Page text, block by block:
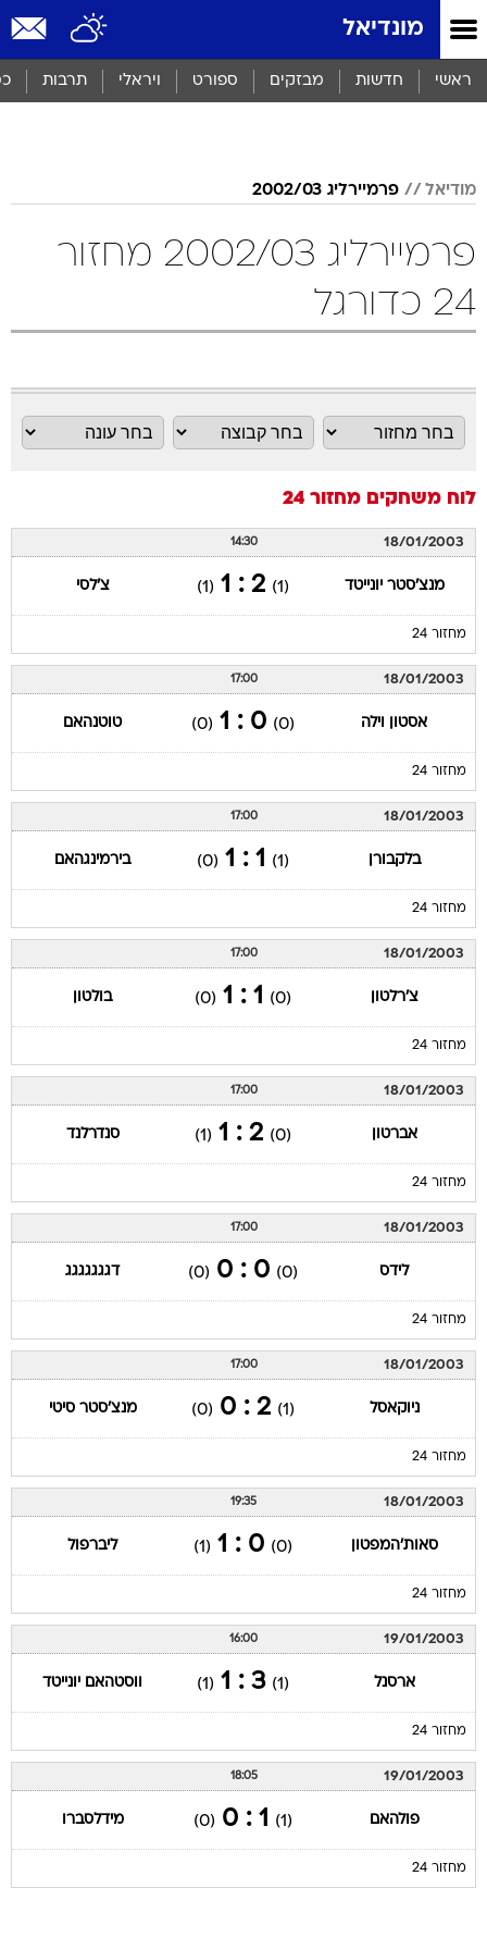
מונדיאל
ראשי חדשות מבזקים ספורט ויראלי תרבות
מודיאל פרמיירליג 2002/03
פרמיירליג 2002/03 מחזור
24 כדורגל
לוח משחקים מחזור 24
18/01/2003
14:30
מנצ'סטר יונייטד (1)
2 : 1
(1) צ'לסי
מחזור 24
18/01/2003
17:00
אסטון וילה (0)
0 : 1
(0) טוטנהאם
מחזור 24
18/01/2003
17:00
בלקבורן (1)
1 : 1
(0) בירמינגהאם
מחזור 24
18/01/2003
17:00
צ'רלטון (0)
1 : 1
(0) בולטון
מחזור 24
18/01/2003
17:00
אברטון (0)
2 : 1
(1) סנדרלנד
מחזור 24
18/01/2003
17:00
לידס (0)
0 : 0
(0) דגגגגגגג
מחזור 24
18/01/2003
17:00
ניוקאסל (1)
2 : 0
(0) מנצ'סטר סיטי
מחזור 24
18/01/2003
19:35
סאות'המפטון (0)
0 : 1
(1) ליברפול
מחזור 24
19/01/2003
16:00
ארסנל (1)
3 : 1
(1) ווסטהאם יונייטד
מחזור 24
19/01/2003
18:05
פולהאם (1)
1 : 0
(0) מידלסברו
מחזור 24